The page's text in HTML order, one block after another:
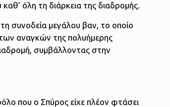
όλη τη διάρκεια της διαδρομής.
συνοδεία μεγάλου βαν, το οποίο
αναγκών της πολυήμερης
συμβάλλοντας στην
που ο Σπύρος είχε πλέον φτάσει